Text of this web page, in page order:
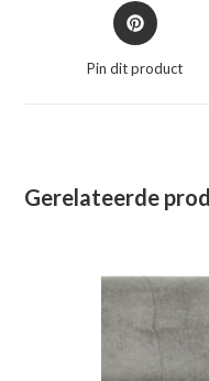
Opent
in
nieuw
Pin dit product
Gerelateerde